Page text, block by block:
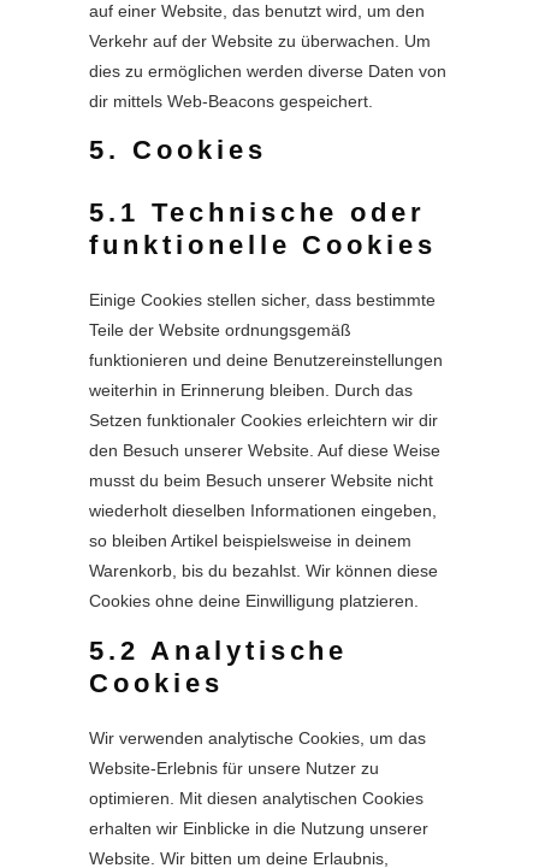
auf einer Website, das benutzt wird, um den
Verkehr auf der Website zu überwachen. Um
dies zu ermöglichen werden diverse Daten von
dir mittels Web-Beacons gespeichert.
5. Cookies
5.1 Technische oder
funktionelle Cookies
Einige Cookies stellen sicher, dass bestimmte
Teile der Website ordnungsgemäß
funktionieren und deine Benutzereinstellungen
weiterhin in Erinnerung bleiben. Durch das
Setzen funktionaler Cookies erleichtern wir dir
den Besuch unserer Website. Auf diese Weise
musst du beim Besuch unserer Website nicht
wiederholt dieselben Informationen eingeben,
so bleiben Artikel beispielsweise in deinem
Warenkorb, bis du bezahlst. Wir können diese
Cookies ohne deine Einwilligung platzieren.
5.2 Analytische
Cookies
Wir verwenden analytische Cookies, um das
Website-Erlebnis für unsere Nutzer zu
optimieren. Mit diesen analytischen Cookies
erhalten wir Einblicke in die Nutzung unserer
Website. Wir bitten um deine Erlaubnis,